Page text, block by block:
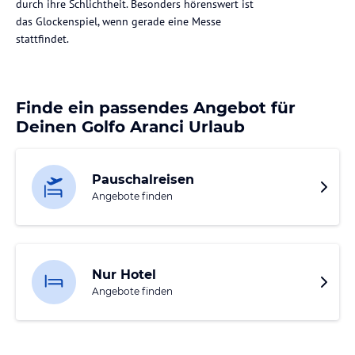
durch ihre Schlichtheit. Besonders hörenswert ist
das Glockenspiel, wenn gerade eine Messe
stattfindet.
Finde ein passendes Angebot für
Deinen Golfo Aranci Urlaub
Pauschalreisen
Angebote finden
Nur Hotel
Angebote finden